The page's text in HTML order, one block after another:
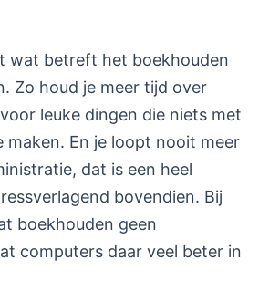
wat betreft het boekhouden
Zo houd je meer tijd over
leuke dingen die niets met
maken. En je loopt nooit meer
dat is een heel
bovendien. Bij
boekhouden geen
computers daar veel beter in